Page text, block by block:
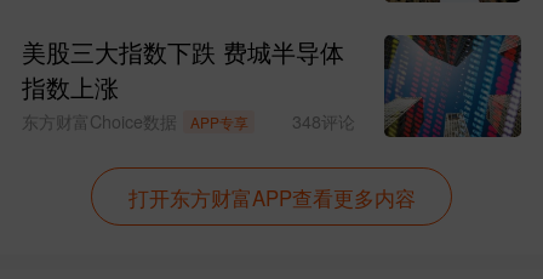
美股三大指数下跌 费城半导体
指数上涨
东方财富Choice数据 APP专享 348评论
打开东方财富APP查看更多内容